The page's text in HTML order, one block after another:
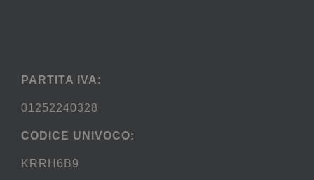
PARTITA IVA:
01252240328
CODICE UNIVOCO:
KRRH6B9